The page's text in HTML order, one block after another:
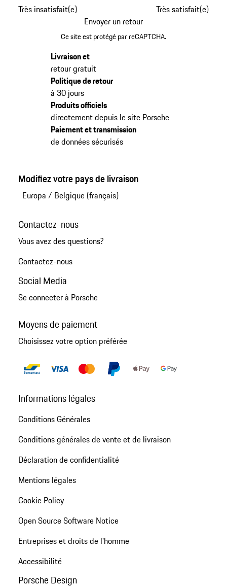
Très insatisfait(e)
Très satisfait(e)
Envoyer un retour
Ce site est protégé par reCAPTCHA.
Livraison et
retour gratuit
Politique de retour
à 30 jours
Produits officiels
directement depuis le site Porsche
Paiement et transmission
de données sécurisés
Modifiez votre pays de livraison
Europa / Belgique (français)
Contactez-nous
Vous avez des questions?
Contactez-nous
Social Media
Se connecter à Porsche
Moyens de paiement
Choisissez votre option préférée
Informations légales
Conditions Générales
Conditions générales de vente et de livraison
Déclaration de confidentialité
Mentions légales
Cookie Policy
Open Source Software Notice
Entreprises et droits de l'homme
Accessibilité
Porsche Design